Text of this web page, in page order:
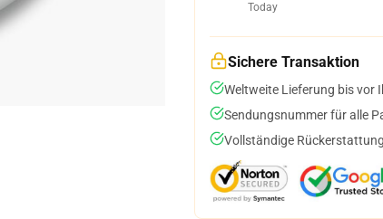
Today
Sichere Transaktion
Weltweite Lieferung bis vor
Sendungsnummer für alle
Vollständige